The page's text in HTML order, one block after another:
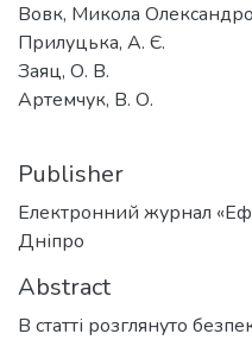
Вовк, Микола
Прилуцька, А. Є.
Заяц, О. В.
Артемчук, В. О.
Publisher
Електронний журнал
Дніпро
Abstract
В статті розглянуто